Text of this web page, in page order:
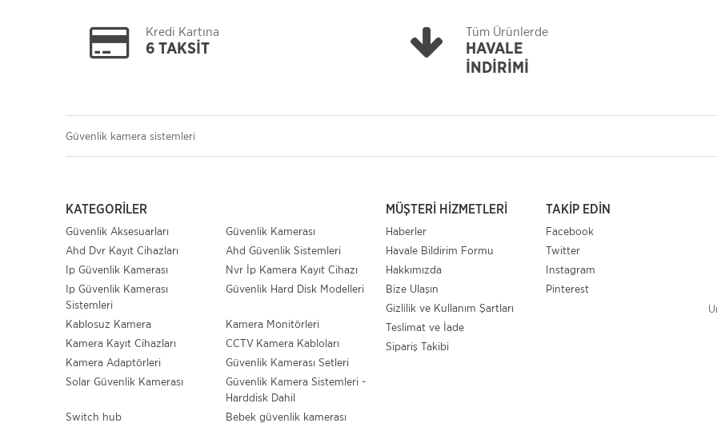
Kredi Kartına
6 TAKSİT
Tüm Ürünlerde
HAVALE
İNDİRİMİ
Güvenlik kamera sistemleri
KATEGORILER
Güvenlik Aksesuarları
Güvenlik Kamerası
Ahd Dvr Kayıt Cihazları
Ahd Güvenlik Sistemleri
Ip Güvenlik Kamerası
Nvr İp Kamera Kayıt Cihazı
Ip Güvenlik Kamerası
Sistemleri
Güvenlik Hard Disk Modelleri
Kablosuz Kamera
Kamera Monitörleri
Kamera Kayıt Cihazları
CCTV Kamera Kabloları
Kamera Adaptörleri
Güvenlik Kamerası Setleri
Solar Güvenlik Kamerası
Güvenlik Kamera Sistemleri -
Harddisk Dahil
Switch hub
Bebek güvenlik kamerası
MÜŞTERI HIZMETLERI
Haberler
Havale Bildirim Formu
Hakkımızda
Bize Ulaşın
Gizlilik ve Kullanım Şartları
Teslimat ve İade
Sipariş Takibi
TAKIP EDIN
Facebook
Twitter
Instagram
Pinterest